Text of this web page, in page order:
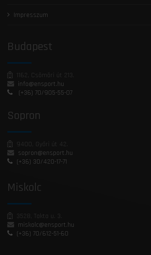
Impresszum
Budapest
1162, Csömöri út 213.
info@ensport.hu
(+36) 70/905-55-07
Sopron
9400, Győri út 42.
sopron@ensport.hu
(+36) 30/420-17-71
Miskolc
3528, Takta u. 3.
miskolc@ensport.hu
(+36) 70/612-51-60